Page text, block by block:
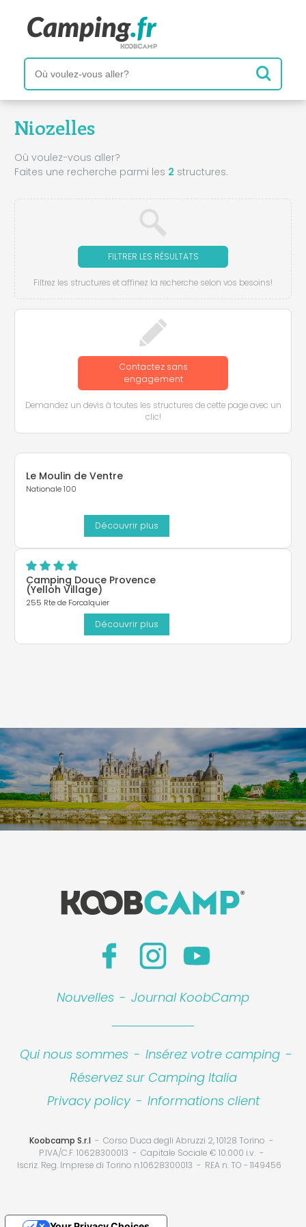
Niozelles
Où voulez-vous aller?
Faites une recherche parmi les 2 structures.
FILTRER LES RÉSULTATS
Filtrez les structures et affinez la recherche selon vos besoins!
Contactez sans
engagement
Demandez un devis à toutes les structures de cette page avec un
clic!
Le Moulin de Ventre
Nationale 100
Découvrir plus
Camping Douce Provence
(Yelloh Village)
255 Rte de Forcalquier
Découvrir plus
Nouvelles - Journal KoobCamp
Qui nous sommes - Insérez votre camping -
Réservez sur Camping Italia
Privacy policy - Informations client
Koobcamp S.r.l
Corso Duca degli Abruzzi 2, 10128 Torino
P.IVA/C.F. 10628300013
Capitale Sociale € 10.000 i.v.
Iscriz. Reg. Imprese di Torino n.10628300013
REA n. TO - 1149456